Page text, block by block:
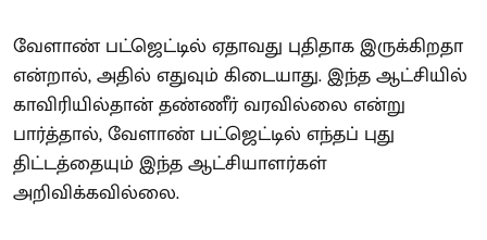
வேளாண் பட்ஜெட்டில் ஏதாவது புதிதாக இருக்கிறதா
என்றால், அதில் எதுவும் கிடையாது. இந்த ஆட்சியில்
காவிரியில்தான் தண்ணீர் வரவில்லை என்று
பார்த்தால், வேளாண் பட்ஜெட்டில் எந்தப் புது
திட்டத்தையும் இந்த ஆட்சியாளர்கள்
அறிவிக்கவில்லை.